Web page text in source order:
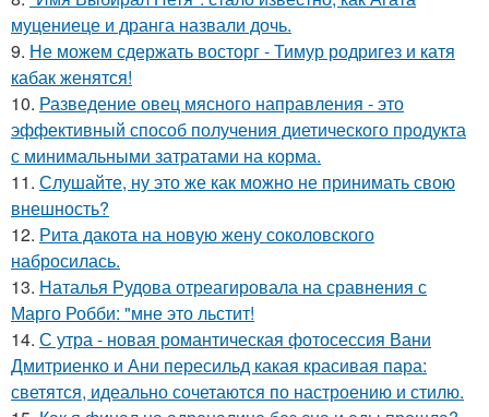
муцениеце и дранга назвали дочь.
9. Не можем сдержать восторг - Тимур родригез и катя
кабак женятся!
10. Разведение овец мясного направления - это
эффективный способ получения диетического продукта
с минимальными затратами на корма.
11. Слушайте, ну это же как можно не принимать свою
внешность?
12. Рита дакота на новую жену соколовского
набросилась.
13. Наталья Рудова отреагировала на сравнения с
Марго Робби: "мне это льстит!
14. С утра - новая романтическая фотосессия Вани
Дмитриенко и Ани пересильд какая красивая пара:
светятся, идеально сочетаются по настроению и стилю.